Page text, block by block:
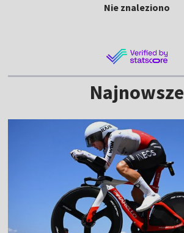
Nie znaleziono
Najnowsze